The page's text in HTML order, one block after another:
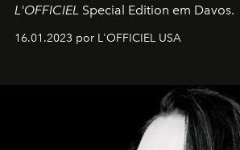
L'OFFICIEL Special Edition em Davos.
16.01.2023 por L'OFFICIEL USA